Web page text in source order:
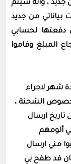
جديد ، وانه سيتم
من جديد
لحسابي
المبلغ وقاموا
شهر لاجراء
بخصوص الشحنة ،
ارسال
ألومهم
مني ارسال
قد طفح بي